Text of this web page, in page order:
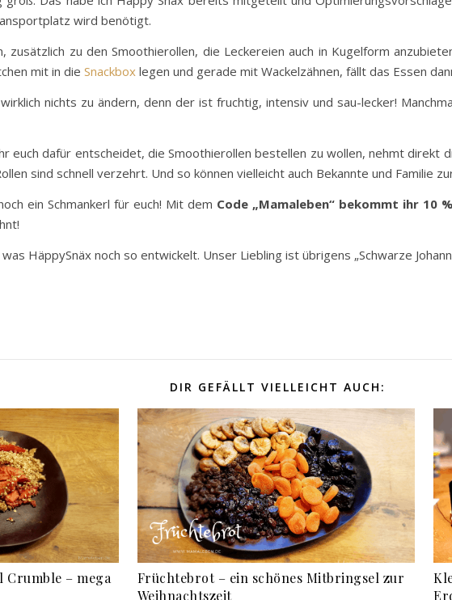
wird benötigt.
zusätzlich zu den Smoothierollen, die Leckereien auch in Kugelform
mit in die Snackbox legen und gerade mit Wackelzähnen, fällt das Essen
nichts zu ändern, denn der ist fruchtig, intensiv und sau-lecker!
euch dafür entscheidet, die Smoothierollen bestellen zu wollen, nehmt direkt
sind schnell verzehrt. Und so können vielleicht auch Bekannte und Familie
ein Schmankerl für euch! Mit dem Code „Mamaleben“ bekommt ihr 10
HäppySnäx noch so entwickelt. Unser Liebling ist übrigens „Schwarze
DIR GEFÄLLT VIELLEICHT AUCH:
– mega
Früchtebrot – ein schönes Mitbringsel zur
Weihnachtszeit